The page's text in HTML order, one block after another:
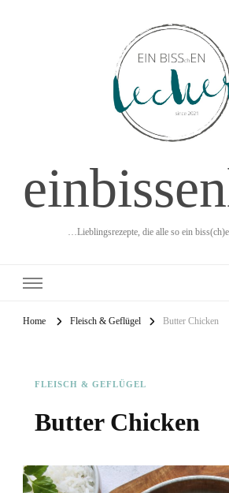
…Lieblingsrezepte, die alle so ein
Home Fleisch & Geflügel Butter Chicken
FLEISCH & GEFLÜGEL
Butter Chicken